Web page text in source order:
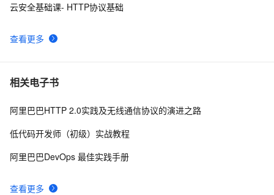
Transitional//EN"
"http://www.w3.org/TR/xhtml1/DTD/xhtml1-strict.dtd">
"http://www.w3.org/TR/xhtml1/DTD/xhtml1-strict.dtd">
查看更多
云安全基础课- HTTP协议基础
相关电子书
查看更多
阿里巴巴HTTP 2.0实践及无线通信协议的演进之路
低代码开发师（初级）实战教程
阿里巴巴DevOps 最佳实践手册